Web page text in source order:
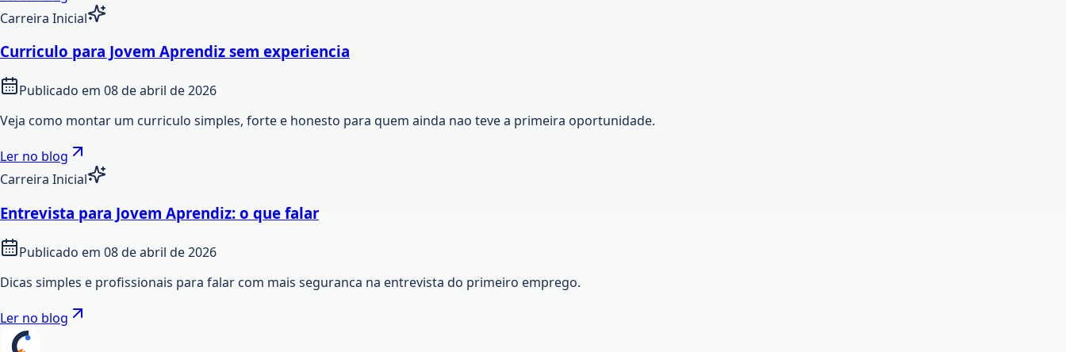
Carreira Inicial
Curriculo para Jovem Aprendiz sem experiencia
Publicado em 08 de abril de 2026
Veja como montar um curriculo simples, forte e honesto para quem ainda nao teve a primeira oportunidade.
Ler no blog
Carreira Inicial
Entrevista para Jovem Aprendiz: o que falar
Publicado em 08 de abril de 2026
Dicas simples e profissionais para falar com mais seguranca na entrevista do primeiro emprego.
Ler no blog